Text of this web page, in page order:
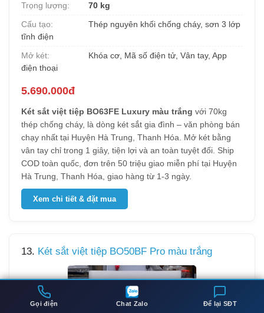
Gọi điện Chat Zalo Để lại SĐT
Trọng lượng:
70 kg
Cấu tạo:
Thép nguyên khối chống cháy, sơn 3 lớp
tĩnh điện
Mở két:
Khóa cơ, Mã số điện tử, Vân tay, App
điện thoại
5.690.000đ
Két sắt việt tiệp BO63FE Luxury màu trắng với 70kg
thép chống cháy, là dòng két sắt gia đình – văn phòng bán
chạy nhất tại Huyện Hà Trung, Thanh Hóa. Mở két bằng
vân tay chỉ trong 1 giây, tiện lợi và an toàn tuyệt đối. Ship
COD toàn quốc, đơn trên 50 triệu giao miễn phí tại Huyện
Hà Trung, Thanh Hóa, giao hàng từ 1-3 ngày.
Xem chi tiết & đặt mua
13. Két sắt việt tiệp BO50BF Pro màu trắng